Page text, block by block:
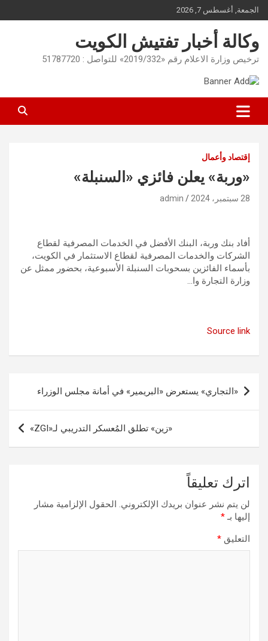
Skip
to
content
الجمعة, أغسطس 7, 2026
وكالة أخبار تفتيش الكويت
ترخيص وزارة الاعلام رقم «2019/332» للتواصل : 51787720
إقتصاد وأعمال
«وربة» يعلن فائزي «السنبلة»
28 سبتمبر، 2024 admin
أفاد بنك وربة، البنك الأفضل في الخدمات المصرفية لقطاع
الشركات والخدمات المصرفية لقطاع الاستثمار في الكويت،
بأسماء الفائزين بسحوبات السنبلة الأسبوعية، بحضور ممثل عن
وزارة التجارة وا…
Source link
تصفّح
المقالات
«التجاري» يستعرض «البريمير» في أمانة مجلس الوزراء
«زين» تطلق المُعسكر التدريبي لـ«ZGI»
اترك تعليقاً
لن يتم نشر عنوان بريدك الإلكتروني. الحقول الإلزامية مشار
إليها بـ*
التعليق *